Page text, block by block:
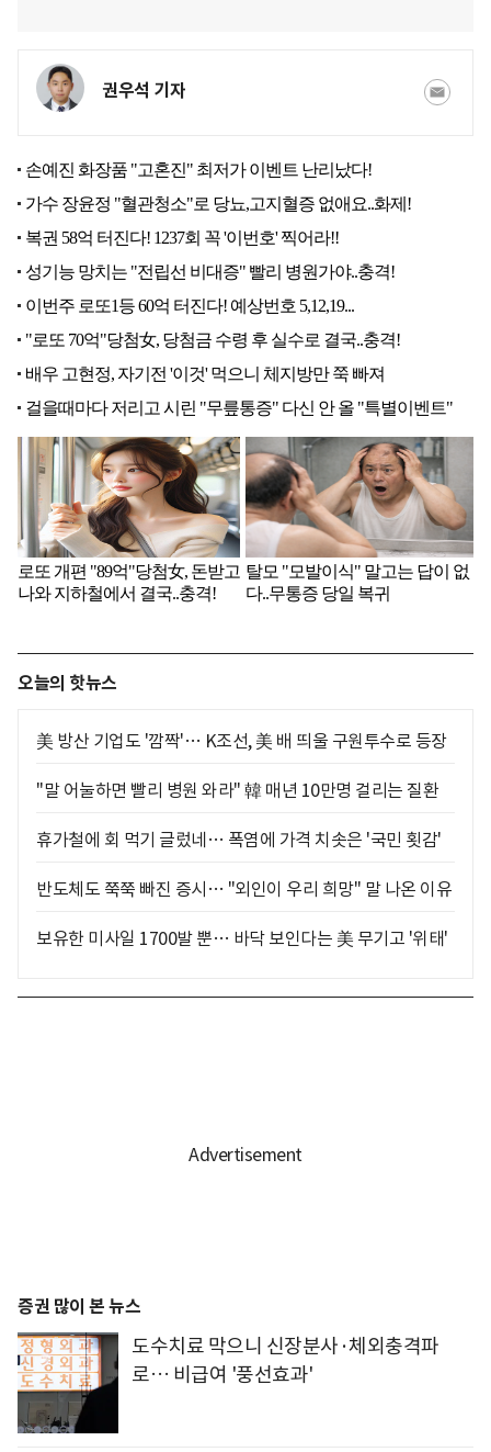
권우석 기자
오늘의 핫뉴스
美 방산 기업도 '깜짝'… K조선, 美 배 띄울 구원투수로 등장
"말 어눌하면 빨리 병원 와라" 韓 매년 10만명 걸리는 질환
휴가철에 회 먹기 글렀네… 폭염에 가격 치솟은 '국민 횟감'
반도체도 쭉쭉 빠진 증시… "외인이 우리 희망" 말 나온 이유
보유한 미사일 1700발 뿐… 바닥 보인다는 美 무기고 '위태'
증권 많이 본 뉴스
도수치료 막으니 신장분사·체외충격파
로… 비급여 '풍선효과'